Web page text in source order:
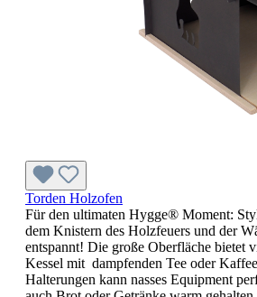
Torden Holzofen
Für den ultimaten Hygge® Moment:
dem Knistern des Holzfeuers und der
entspannt! Die große Oberfläche bietet
Kessel mit dampfenden Tee oder
Halterungen kann nasses Equipment